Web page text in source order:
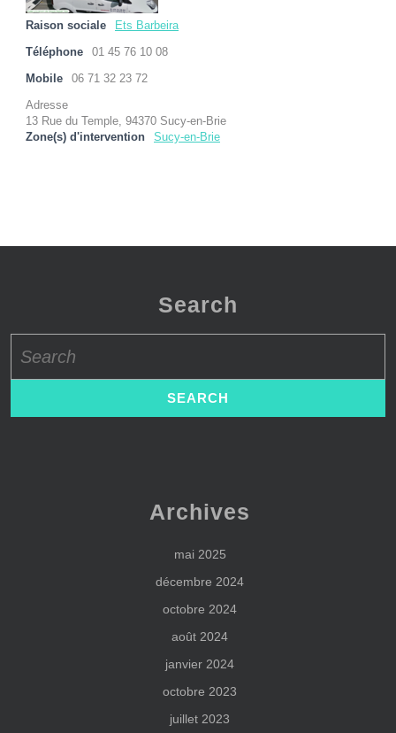
Raison sociale Ets Barbeira
Téléphone 01 45 76 10 08
Mobile 06 71 32 23 72
Adresse
13 Rue du Temple, 94370 Sucy-en-Brie
Zone(s) d'intervention
Sucy-en-Brie
Search
for:
Archives
mai 2025
décembre 2024
octobre 2024
août 2024
janvier 2024
octobre 2023
juillet 2023